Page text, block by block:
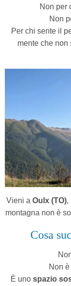
Non per
Non
Per chi sente il
mente che non
Vieni a Oulx (TO),
montagna non è
Cosa
Non
È uno spazio